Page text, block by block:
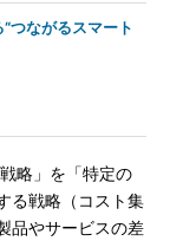
つながるスマート
略」を「特定の
る戦略（コスト集
品やサービスの差